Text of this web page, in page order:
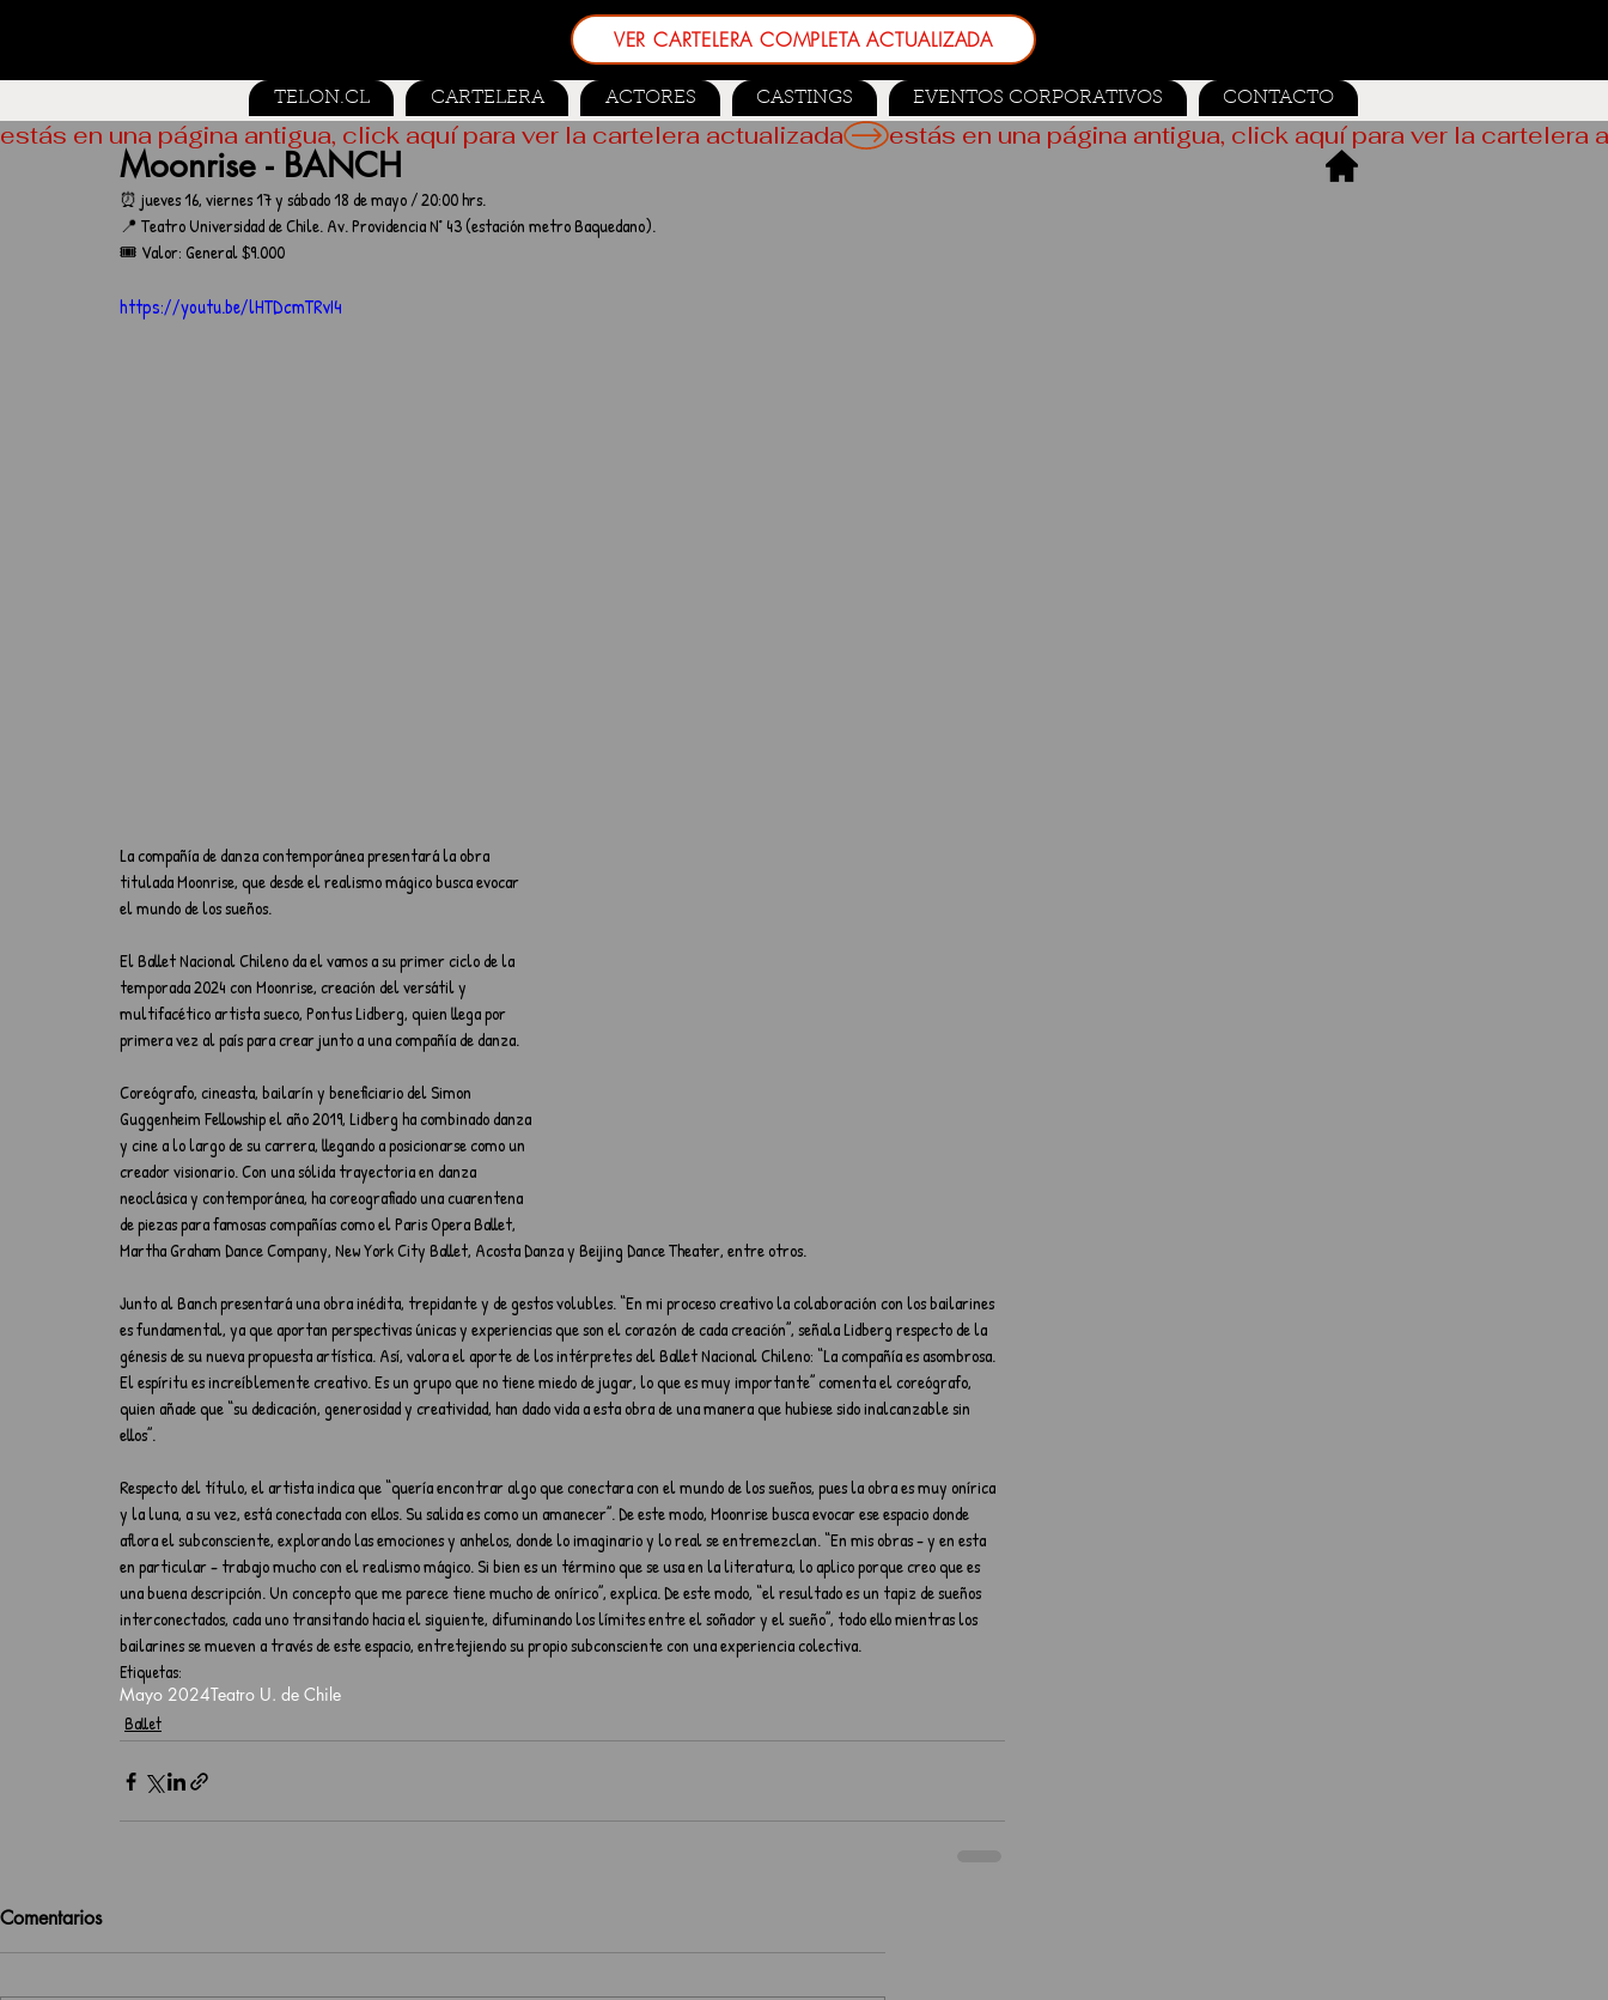
VER CARTELERA COMPLETA ACTUALIZADA
TELON.CL CARTELERA ACTORES CASTINGS EVENTOS CORPORATIVOS CONTACTO
Moonrise - BANCH
⏰ jueves 16, viernes 17 y sábado 18 de mayo / 20:00 hrs.
📍 Teatro Universidad de Chile. Av. Providencia N° 43 (estación metro Baquedano).
🎟️ Valor: General $9.000
https://youtu.be/lHTDcmTRvI4
La compañía de danza contemporánea presentará la obra
titulada Moonrise, que desde el realismo mágico busca evocar
el mundo de los sueños.
El Ballet Nacional Chileno da el vamos a su primer ciclo de la
temporada 2024 con Moonrise, creación del versátil y
multifacético artista sueco, Pontus Lidberg, quien llega por
primera vez al país para crear junto a una compañía de danza.
Coreógrafo, cineasta, bailarín y beneficiario del Simon
Guggenheim Fellowship el año 2019, Lidberg ha combinado danza
y cine a lo largo de su carrera, llegando a posicionarse como un
creador visionario. Con una sólida trayectoria en danza
neoclásica y contemporánea, ha coreografiado una cuarentena
de piezas para famosas compañías como el Paris Opera Ballet,
Martha Graham Dance Company, New York City Ballet, Acosta Danza y Beijing Dance Theater, entre otros.
Junto al Banch presentará una obra inédita, trepidante y de gestos volubles. “En mi proceso creativo la colaboración con los bailarines
es fundamental, ya que aportan perspectivas únicas y experiencias que son el corazón de cada creación”, señala Lidberg respecto de la
génesis de su nueva propuesta artística. Así, valora el aporte de los intérpretes del Ballet Nacional Chileno: “La compañía es asombrosa.
El espíritu es increíblemente creativo. Es un grupo que no tiene miedo de jugar, lo que es muy importante” comenta el coreógrafo,
quien añade que “su dedicación, generosidad y creatividad, han dado vida a esta obra de una manera que hubiese sido inalcanzable sin
ellos”.
Respecto del título, el artista indica que “quería encontrar algo que conectara con el mundo de los sueños, pues la obra es muy onírica
y la luna, a su vez, está conectada con ellos. Su salida es como un amanecer”. De este modo, Moonrise busca evocar ese espacio donde
aflora el subconsciente, explorando las emociones y anhelos, donde lo imaginario y lo real se entremezclan. “En mis obras - y en esta
en particular - trabajo mucho con el realismo mágico. Si bien es un término que se usa en la literatura, lo aplico porque creo que es
una buena descripción. Un concepto que me parece tiene mucho de onírico”, explica. De este modo, “el resultado es un tapiz de sueños
interconectados, cada uno transitando hacia el siguiente, difuminando los límites entre el soñador y el sueño”, todo ello mientras los
bailarines se mueven a través de este espacio, entretejiendo su propio subconsciente con una experiencia colectiva.
Etiquetas:
Mayo 2024Teatro U. de Chile
Ballet
Comentarios
estás en una página antigua, click aquí para ver la cartelera actualizada